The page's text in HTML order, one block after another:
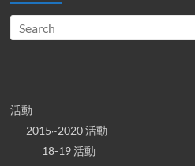
活動
2015~2020 活動
18-19 活動